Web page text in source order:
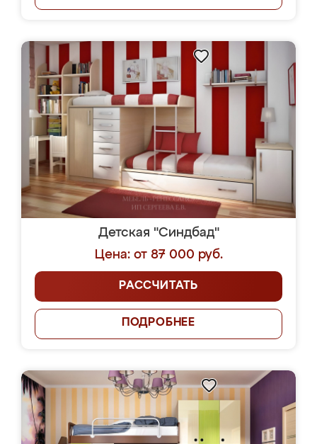
Детская "Синдбад"
Цена: от 87 000 руб.
РАССЧИТАТЬ
ПОДРОБНЕЕ